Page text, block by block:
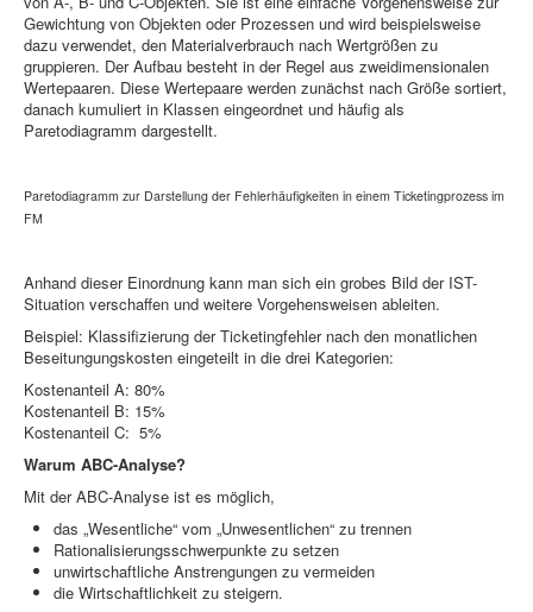
Gewichtung von Objekten oder Prozessen und wird beispielsweise
dazu verwendet, den Materialverbrauch nach Wertgrößen zu
gruppieren. Der Aufbau besteht in der Regel aus zweidimensionalen
Wertepaaren. Diese Wertepaare werden zunächst nach Größe sortiert,
danach kumuliert in Klassen eingeordnet und häufig als
Paretodiagramm dargestellt.
Paretodiagramm zur Darstellung der Fehlerhäufigkeiten in einem Ticketingprozess im
FM
Anhand dieser Einordnung kann man sich ein grobes Bild der IST-
Situation verschaffen und weitere Vorgehensweisen ableiten.
Beispiel: Klassifizierung der Ticketingfehler nach den monatlichen
Beseitungungskosten eingeteilt in die drei Kategorien:
Kostenanteil A: 80%
Kostenanteil B: 15%
Kostenanteil C: 5%
Warum ABC-Analyse?
Mit der ABC-Analyse ist es möglich,
das „Wesentliche“ vom „Unwesentlichen“ zu trennen
Rationalisierungsschwerpunkte zu setzen
unwirtschaftliche Anstrengungen zu vermeiden
die Wirtschaftlichkeit zu steigern.